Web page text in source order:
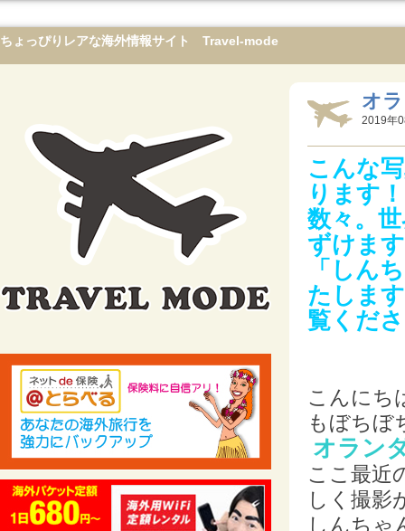
ちょっぴりレアな海外情報サイト Travel-mode
オ
2019年
こんな
ります
数々。
ずけま
「しん
たしま
覧くだ
こんにち
もぼちぼ
オラン
ここ最近
しく撮影
しんちゃ